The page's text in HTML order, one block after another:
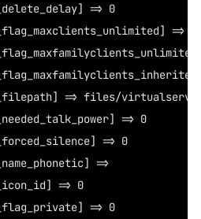
=> 0
=> 1
=> files/
=> 0
=> 0
=>
=> 0
=> 0